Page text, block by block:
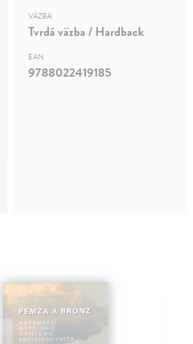
VÄZBA
Tvrdá väzba / Hardback
EAN
9788022419185